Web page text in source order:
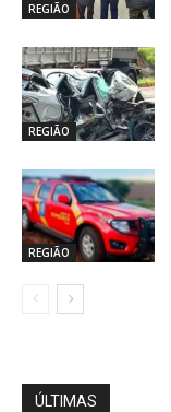
REGIÃO
REGIÃO
REGIÃO
ÚLTIMAS